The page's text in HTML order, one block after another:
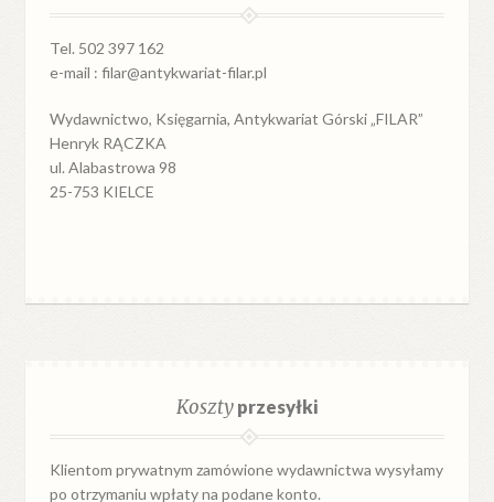
Tel. 502 397 162
e-mail : filar@antykwariat-filar.pl
Wydawnictwo, Księgarnia, Antykwariat Górski „FILAR”
Henryk RĄCZKA
ul. Alabastrowa 98
25-753 KIELCE
Kosztyprzesyłki
Klientom prywatnym zamówione wydawnictwa wysyłamy
po otrzymaniu wpłaty na podane konto.